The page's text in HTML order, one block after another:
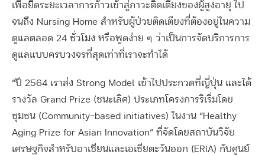
เพื่อยืดระยะเวลาการก้าวเข้าสู่ภาวะติดเตียงของผู้สูงอายุ ไป
จนถึง Nursing Home สำหรับผู้ป่วยติดเตียงที่ต้องอยู่ในความ
ดูแลตลอด 24 ชั่วโมง หรือพูดง่าย ๆ ว่าเป็นการจัดบริการการ
ดูแลแบบครบวงจรที่สุดเท่าที่เราจะทำได้
“ปี 2564 เราส่ง Strong Model เข้าไปประกวดที่ญี่ปุ่น และได้
รางวัล Grand Prize (ชนะเลิศ) ประเภทโครงการริเริ่มโดย
ชุมชน (Community-based initiatives) ในงาน “Healthy
Aging Prize for Asian Innovation” ที่จัดโดยสถาบันวิจัย
เศรษฐกิจสำหรับอาเซียนและเอเชียตะวันออก (ERIA) กับศูนย์